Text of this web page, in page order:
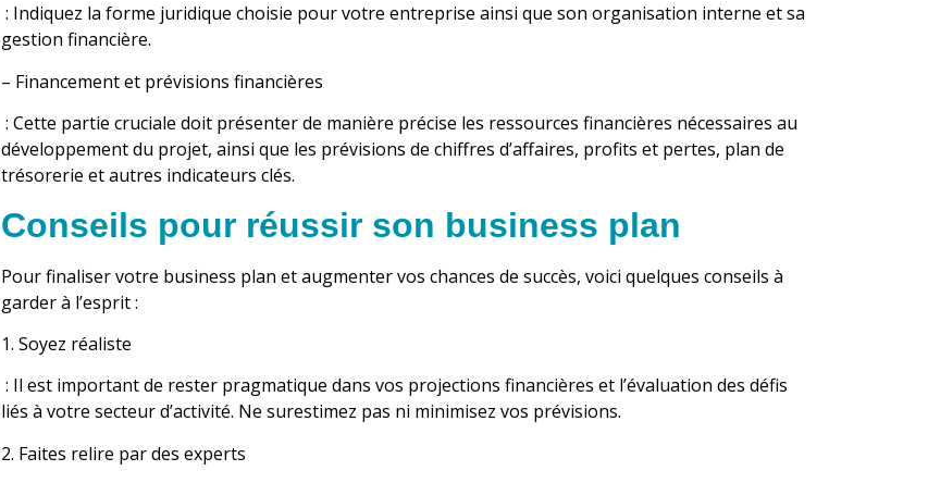
: Indiquez la forme juridique choisie pour votre entreprise ainsi que son organisation interne et sa
gestion financière.
– Financement et prévisions financières
: Cette partie cruciale doit présenter de manière précise les ressources financières nécessaires au
développement du projet, ainsi que les prévisions de chiffres d’affaires, profits et pertes, plan de
trésorerie et autres indicateurs clés.
Conseils pour réussir son business plan
Pour finaliser votre business plan et augmenter vos chances de succès, voici quelques conseils à
garder à l’esprit :
1. Soyez réaliste
: Il est important de rester pragmatique dans vos projections financières et l’évaluation des défis
liés à votre secteur d’activité. Ne surestimez pas ni minimisez vos prévisions.
2. Faites relire par des experts